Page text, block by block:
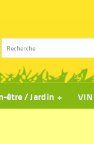
être / Jardin VIN